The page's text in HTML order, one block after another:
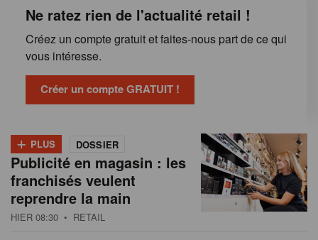
Ne ratez rien de l'actualité retail !
Créez un compte gratuit et faites-nous part de ce qui
vous intéresse.
Créer un compte GRATUIT !
+ PLUS DOSSIER
Publicité en magasin : les
franchisés veulent
reprendre la main
HIER 08:30 • RETAIL